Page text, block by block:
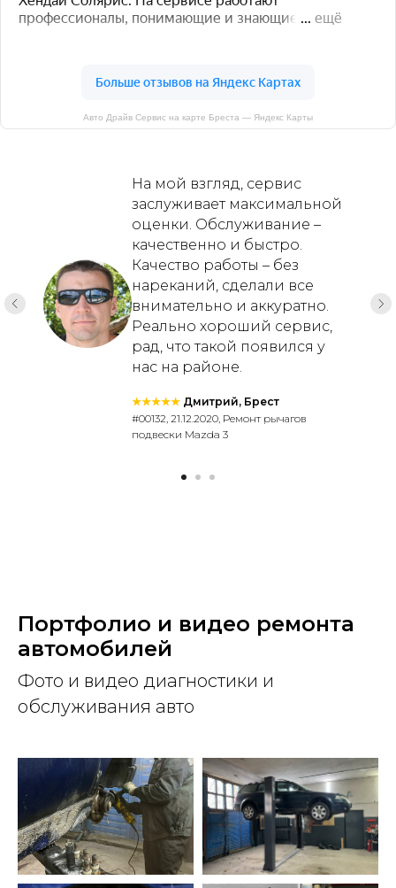
Авто Драйв Сервис на карте Бреста — Яндекс Карты
На мой взгляд, сервис
заслуживает максимальной
оценки. Обслуживание –
качественно и быстро.
Качество работы – без
нареканий, сделали все
внимательно и аккуратно.
Реально хороший сервис,
рад, что такой появился у
нас на районе.
★★★★★ Дмитрий, Брест
#00132, 21.12.2020, Ремонт рычагов
подвески Mazda 3
Портфолио и видео ремонта
автомобилей
Фото и видео диагностики и
обслуживания авто